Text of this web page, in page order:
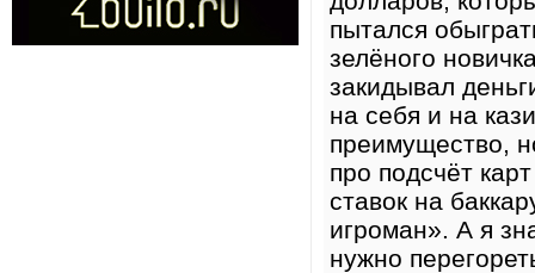
пытался
зелёного
закидывал
на себя и на
преимущество,
про подсчёт
ставок на
игроман». А я
нужно